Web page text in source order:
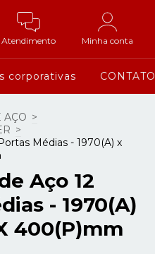
Atendimento Minha conta
corporativas CONTATO
AÇO >
>
Médias - 1970(A) x
Aço 12
- 1970(A)
400(P)mm